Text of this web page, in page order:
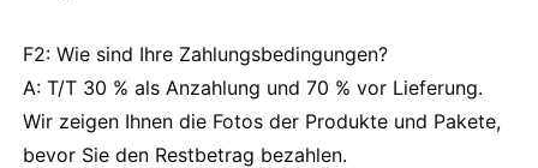
F2: Wie sind Ihre Zahlungsbedingungen?
A: T/T 30 % als Anzahlung und 70 % vor Lieferung.
Wir zeigen Ihnen die Fotos der Produkte und Pakete,
bevor Sie den Restbetrag bezahlen.